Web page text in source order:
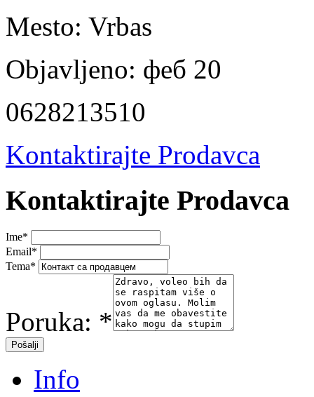
Mesto: Vrbas
Objavljeno: феб 20
0628213510
Kontaktirajte Prodavca
Kontaktirajte Prodavca
Ime*
Email*
Tema*
Poruka: *
Info